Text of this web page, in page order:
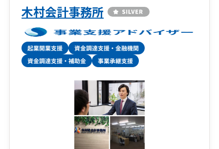
営会議の実施、経営理念の策定支援
相続業務：相続税申告、相続対策（不動産、納
税）、資産運用
財務支援：財務体質改善（金融機関対策）、数値
計画の策定
その他：事業承継、組織再編、業務改善、システ
ム導入、M&A支援
木村会計事務所